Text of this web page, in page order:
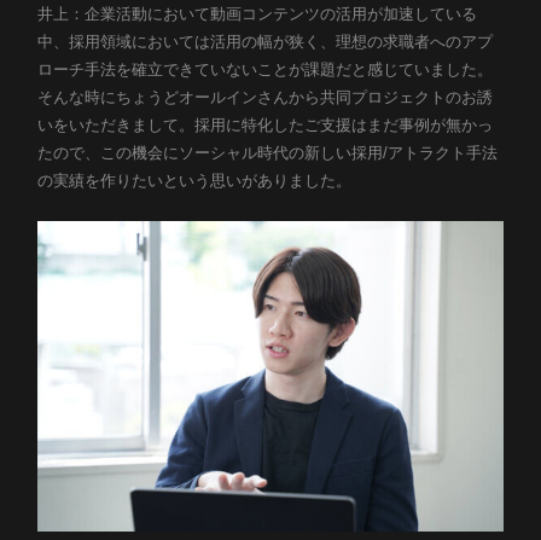
井上：企業活動において動画コンテンツの活用が加速している
中、採用領域においては活用の幅が狭く、理想の求職者へのアプ
ローチ手法を確立できていないことが課題だと感じていました。
そんな時にちょうどオールインさんから共同プロジェクトのお誘
いをいただきまして。採用に特化したご支援はまだ事例が無かっ
たので、この機会にソーシャル時代の新しい採用/アトラクト手法
の実績を作りたいという思いがありました。